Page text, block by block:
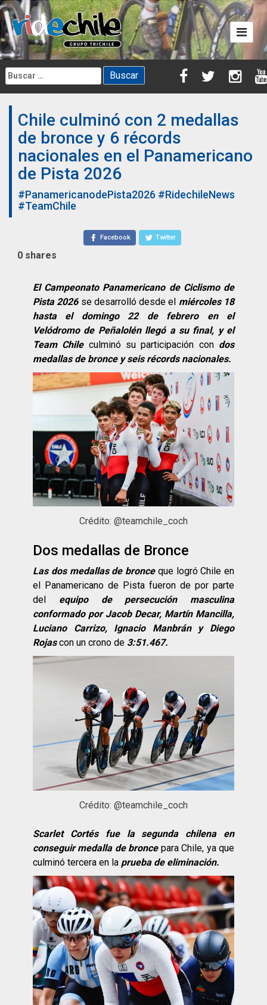
Skip
to
content
Buscar:
Chile culminó con 2 medallas
de bronce y 6 récords
nacionales en el Panamericano
de Pista 2026
#PanamericanodePista2026 #RidechileNews
#TeamChile
Facebook Twitter
0 shares
El Campeonato Panamericano de Ciclismo de
Pista 2026se desarrolló desde el miércoles 18
hasta el domingo 22 de febrero en el
Velódromo de Peñalolén llegó a su final, y el
Team Chile culminó su participación con dos
medallas de bronce y seis récords nacionales.
Crédito: @teamchile_coch
Dos medallas de Bronce
Las dos medallas de bronce que logró Chile en
el Panamericano de Pista fueron de por parte
del equipo de persecución masculina
conformado por Jacob Decar, Martín Mancilla,
Luciano Carrizo, Ignacio Manbrán y Diego
Rojascon un crono de 3:51.467.
Crédito: @teamchile_coch
Scarlet Cortés fue la segunda chilena en
conseguir medalla de bronce para Chile, ya que
culminó tercera en la prueba de eliminación.